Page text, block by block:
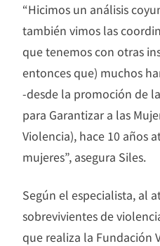
“Hicimos un análisis
también vimos las
que tenemos con otras
entonces que) muchos
-desde la promoción de
para Garantizar a las
Violencia), hace 10 años
mujeres”, asegura Siles.
Según el especialista, al
sobrevivientes de
que realiza la Fundación